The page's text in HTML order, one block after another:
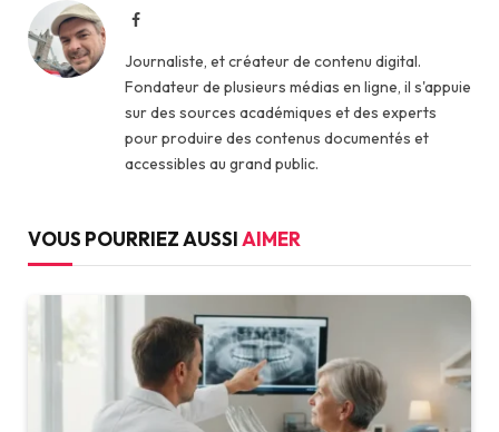
Facebook
Journaliste, et créateur de contenu digital.
Fondateur de plusieurs médias en ligne, il s'appuie
sur des sources académiques et des experts
pour produire des contenus documentés et
accessibles au grand public.
VOUS POURRIEZ AUSSIAIMER